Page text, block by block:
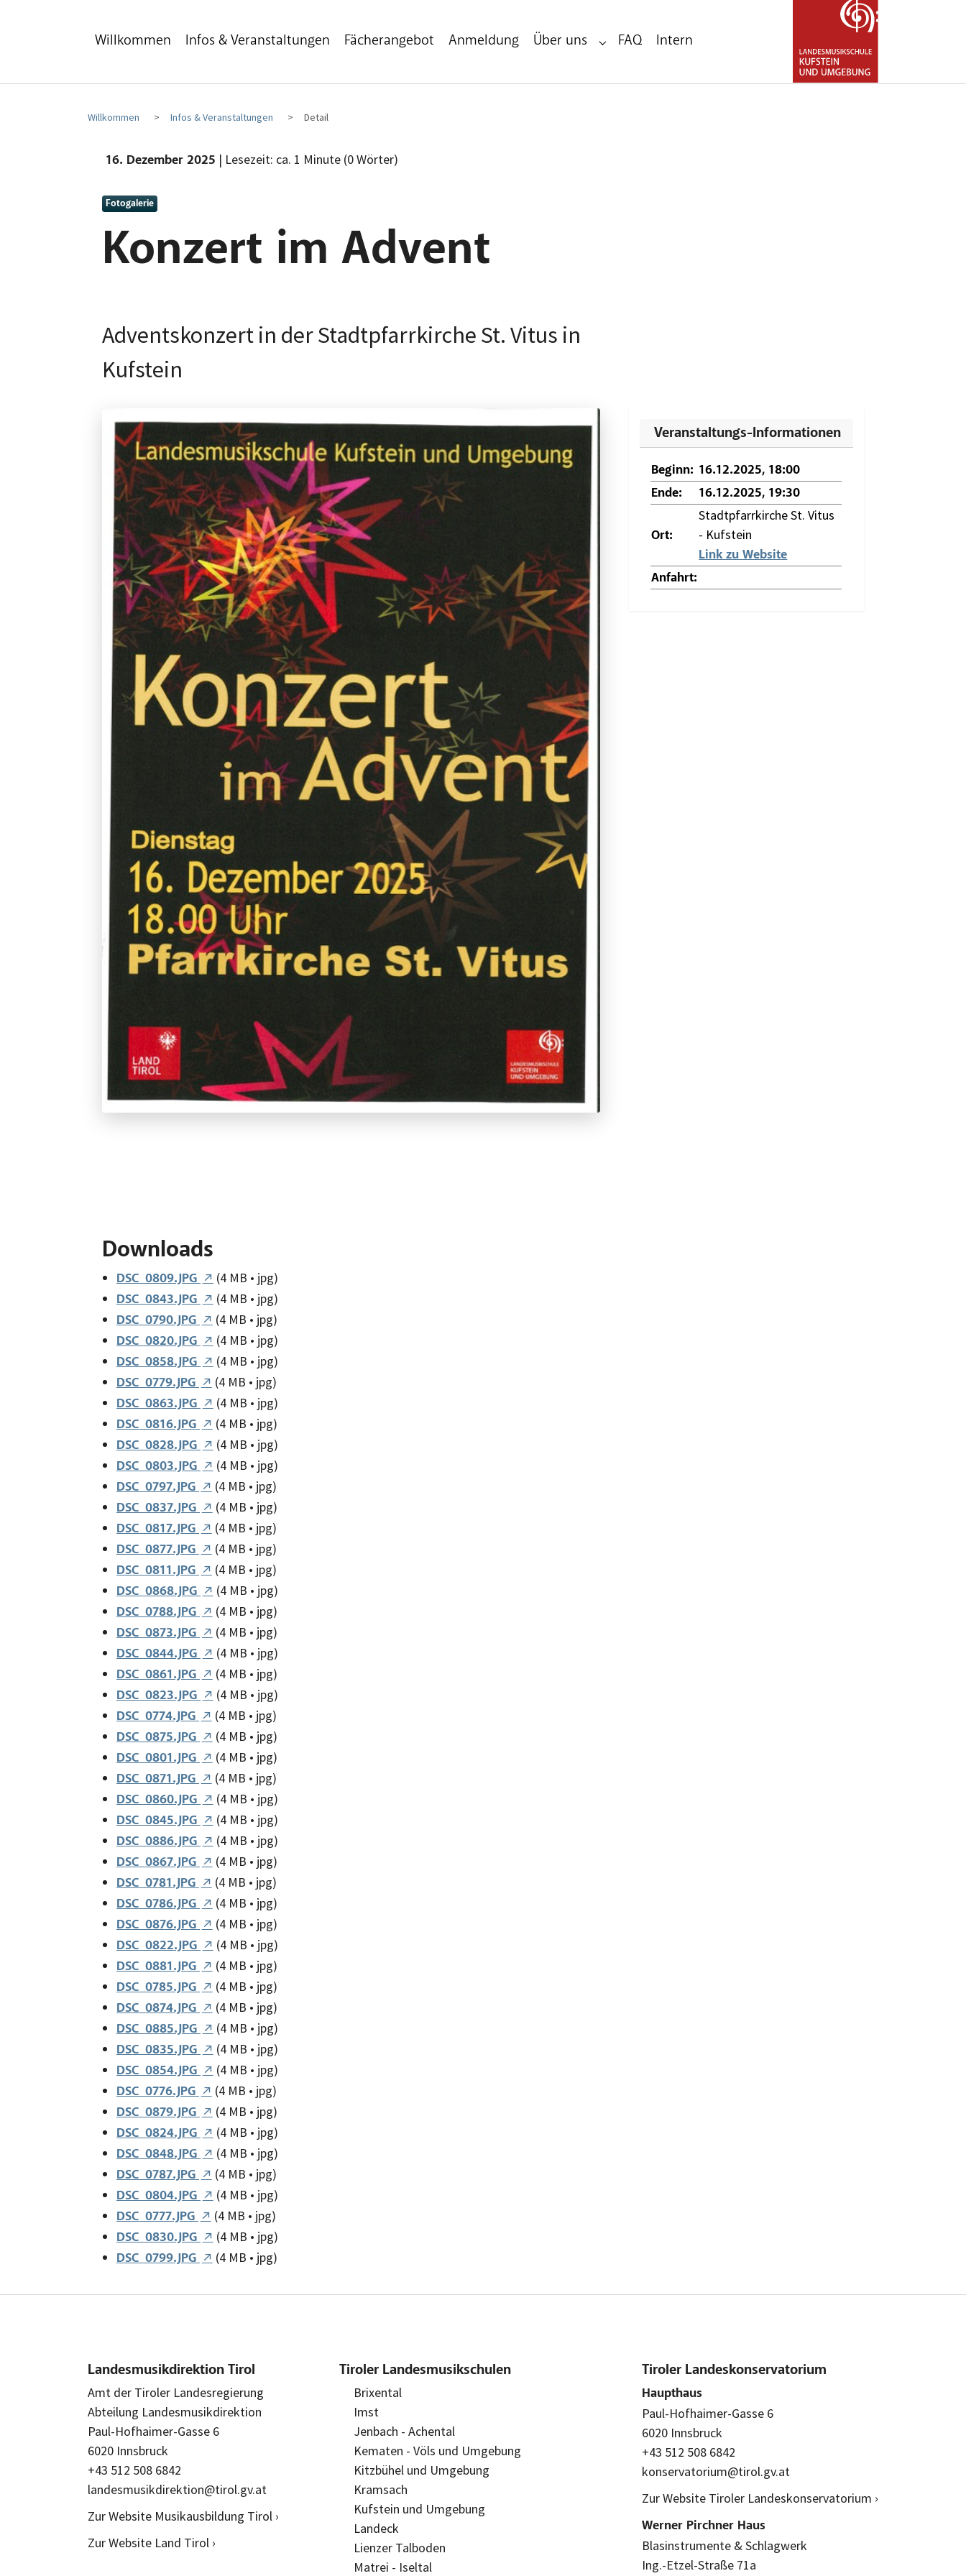
Willkommen Infos & Veranstaltungen Fächerangebot Anmeldung Über uns Submenu for "Über uns"
FAQ Intern
Willkommen Infos & Veranstaltungen Detail
16. Dezember 2025 | Lesezeit: ca. 1 Minute (0 Wörter)
Fotogalerie
Konzert im Advent
Adventskonzert in der Stadtpfarrkirche St. Vitus in
Downloads
DSC_0809.JPG (4 MB • jpg)
DSC_0843.JPG (4 MB • jpg)
DSC_0790.JPG (4 MB • jpg)
DSC_0820.JPG (4 MB • jpg)
DSC_0858.JPG (4 MB • jpg)
DSC_0779.JPG (4 MB • jpg)
DSC_0863.JPG (4 MB • jpg)
DSC_0816.JPG (4 MB • jpg)
DSC_0828.JPG (4 MB • jpg)
DSC_0803.JPG (4 MB • jpg)
DSC_0797.JPG (4 MB • jpg)
DSC_0837.JPG (4 MB • jpg)
DSC_0817.JPG (4 MB • jpg)
DSC_0877.JPG (4 MB • jpg)
DSC_0811.JPG (4 MB • jpg)
DSC_0868.JPG (4 MB • jpg)
DSC_0788.JPG (4 MB • jpg)
DSC_0873.JPG (4 MB • jpg)
DSC_0844.JPG (4 MB • jpg)
DSC_0861.JPG (4 MB • jpg)
DSC_0823.JPG (4 MB • jpg)
DSC_0774.JPG (4 MB • jpg)
DSC_0875.JPG (4 MB • jpg)
DSC_0801.JPG (4 MB • jpg)
DSC_0871.JPG (4 MB • jpg)
DSC_0860.JPG (4 MB • jpg)
DSC_0845.JPG (4 MB • jpg)
DSC_0886.JPG (4 MB • jpg)
DSC_0867.JPG (4 MB • jpg)
DSC_0781.JPG (4 MB • jpg)
DSC_0786.JPG (4 MB • jpg)
DSC_0876.JPG (4 MB • jpg)
DSC_0822.JPG (4 MB • jpg)
DSC_0881.JPG (4 MB • jpg)
DSC_0785.JPG (4 MB • jpg)
DSC_0874.JPG (4 MB • jpg)
DSC_0885.JPG (4 MB • jpg)
DSC_0835.JPG (4 MB • jpg)
DSC_0854.JPG (4 MB • jpg)
DSC_0776.JPG (4 MB • jpg)
DSC_0879.JPG (4 MB • jpg)
DSC_0824.JPG (4 MB • jpg)
DSC_0848.JPG (4 MB • jpg)
DSC_0787.JPG (4 MB • jpg)
DSC_0804.JPG (4 MB • jpg)
DSC_0777.JPG (4 MB • jpg)
DSC_0830.JPG (4 MB • jpg)
DSC_0799.JPG (4 MB • jpg)
Veranstaltungs-Informationen
Beginn: 16.12.2025, 18:00
Ende:
16.12.2025, 19:30
Ort:
Stadtpfarrkirche St. Vitus
- Kufstein
Link zu Website
Anfahrt:
Landesmusikdirektion Tirol
Amt der Tiroler Landesregierung
Abteilung Landesmusikdirektion
Paul-Hofhaimer-Gasse 6
6020 Innsbruck
+43 512 508 6842
landesmusikdirektion@tirol.gv.at
Zur Website Musikausbildung Tirol ›
Zur Website Land Tirol ›
Tiroler Landesmusikschulen
Brixental
Imst
Jenbach - Achental
Kematen - Völs und Umgebung
Kitzbühel und Umgebung
Kramsach
Kufstein und Umgebung
Landeck
Lienzer Talboden
Matrei - Iseltal
Tiroler Landeskonservatorium
Haupthaus
Paul-Hofhaimer-Gasse 6
6020 Innsbruck
+43 512 508 6842
konservatorium@tirol.gv.at
Zur Website Tiroler Landeskonservatorium ›
Werner Pirchner Haus
Blasinstrumente & Schlagwerk
Ing.-Etzel-Straße 71a